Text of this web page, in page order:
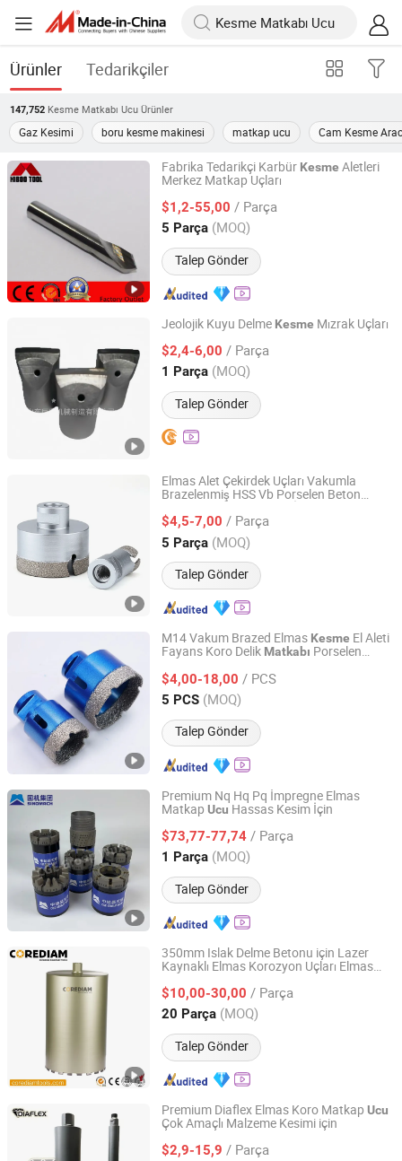
Ürünler Tedarikçiler
147,752 Kesme Matkabı Ucu Ürünler
Gaz Kesimi boru kesme makinesi matkap ucu Cam Kesme
Fabrika Tedarikçi Karbür Kesme Aletleri
Merkez Matkap Uçları
$1,2-55,00 / Parça
5 Parça (MOQ)
Talep Gönder
Changzhou Hongjian Tools Co., Ltd.
Jiangsu, China Fiyat 2009
Jeolojik Kuyu Delme Kesme Mızrak Uçları
$2,4-6,00 / Parça
1 Parça (MOQ)
Talep Gönder
Shandong Juding Machinery Manufacturing Co., Ltd
Shandong, China Fiyat 2026
Elmas Alet Çekirdek Uçları Vakumla
Brazelenmiş HSS Vb Porselen Beton
Kuru Duvarcı Porselen Fayans Matkap
Ucu
$4,5-7,00 / Parça
5 Parça (MOQ)
Talep Gönder
QUANZHOU ZHUOSHI SUPERHARD TOOL CO., LTD.
Fujian, China Fiyat 2014
M14 Vakum Brazed Elmas Kesme El Aleti
Fayans Koro Delik Matkabı Porselen
$4,00-18,00 / PCS
5 PCS (MOQ)
Talep Gönder
QUANZHOU ZHUOSHI SUPERHARD TOOL CO., LTD.
Fujian, China Fiyat 2014
Premium Nq Hq Pq İmpregne Elmas
Matkap Ucu Hassas Kesim İçin
$73,77-77,74 / Parça
1 Parça (MOQ)
Talep Gönder
Cge Group Wuxi Drilling Tools Co., Ltd.
Jiangsu, China Fiyat 2025
350mm Islak Delme Betonu için Lazer
Kaynaklı Elmas Korozyon Uçları Elmas
$10,00-30,00 / Parça
20 Parça (MOQ)
Talep Gönder
Shijiazhuang Corediam Tools Technology Co., Ltd.
Hebei, China Fiyat 2018
Premium Diaflex Elmas Koro Matkap Ucu
Çok Amaçlı Malzeme Kesimi için
$2,9-15,9 / Parça
Diaflex (Changxing) Tools Co., Ltd.